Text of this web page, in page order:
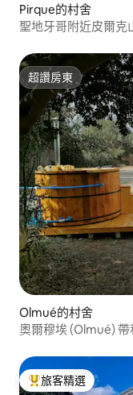
Pirque的村舍
聖地牙哥附近皮爾克
超讚房東
超讚房東
Olmué的村舍
奧爾穆埃 (Olmué)
旅客精選榜首
旅客精選